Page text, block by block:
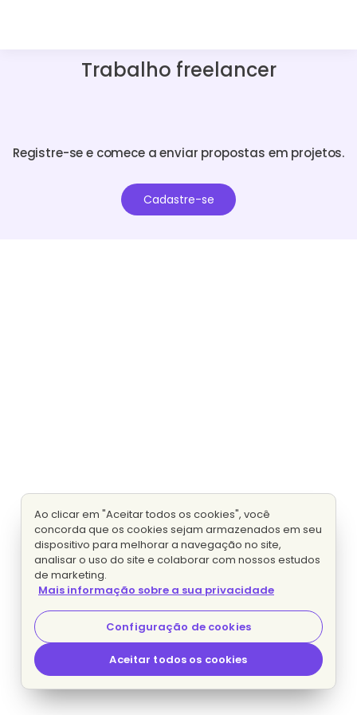
Trabalho freelancer
Registre-se e comece a enviar propostas em projetos.
Cadastre-se
Ao clicar em "Aceitar todos os cookies", você
concorda que os cookies sejam armazenados em seu
dispositivo para melhorar a navegação no site,
analisar o uso do site e colaborar com nossos estudos
de marketing.
Mais informação sobre a sua privacidade
Configuração de cookies
Aceitar todos os cookies